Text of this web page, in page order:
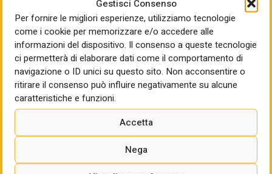
Gestisci Consenso
Per fornire le migliori esperienze, utilizziamo tecnologie
come i cookie per memorizzare e/o accedere alle
informazioni del dispositivo. Il consenso a queste tecnologie
ci permetterà di elaborare dati come il comportamento di
navigazione o ID unici su questo sito. Non acconsentire o
ritirare il consenso può influire negativamente su alcune
caratteristiche e funzioni.
Accetta
Nega
cui l’amministrazione doveva attuare gli adeguamenti
tariffari. Ciò compromette il buon andamento della pubblica
amministrazione e la tutela dell’interesse pubblico. Altro
principio violato è quello della libertà di iniziativa
economica (art. 41). Fermare gli adeguamenti tariffari
contrattualmente previsti lesiona il diritto delle imprese
concessionarie di programmare investimenti e gestione
dell’infrastruttura, generando incertezza economica. Per la
Corte, l’autonomia economica non può essere compressa
con strumenti normativi generali che rinviano
indefinitamente gli effetti economici di contratti in corso. La